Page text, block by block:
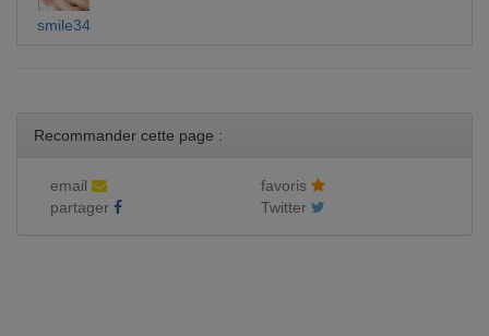
smile34
Recommander cette page :
email
favoris
partager
Twitter